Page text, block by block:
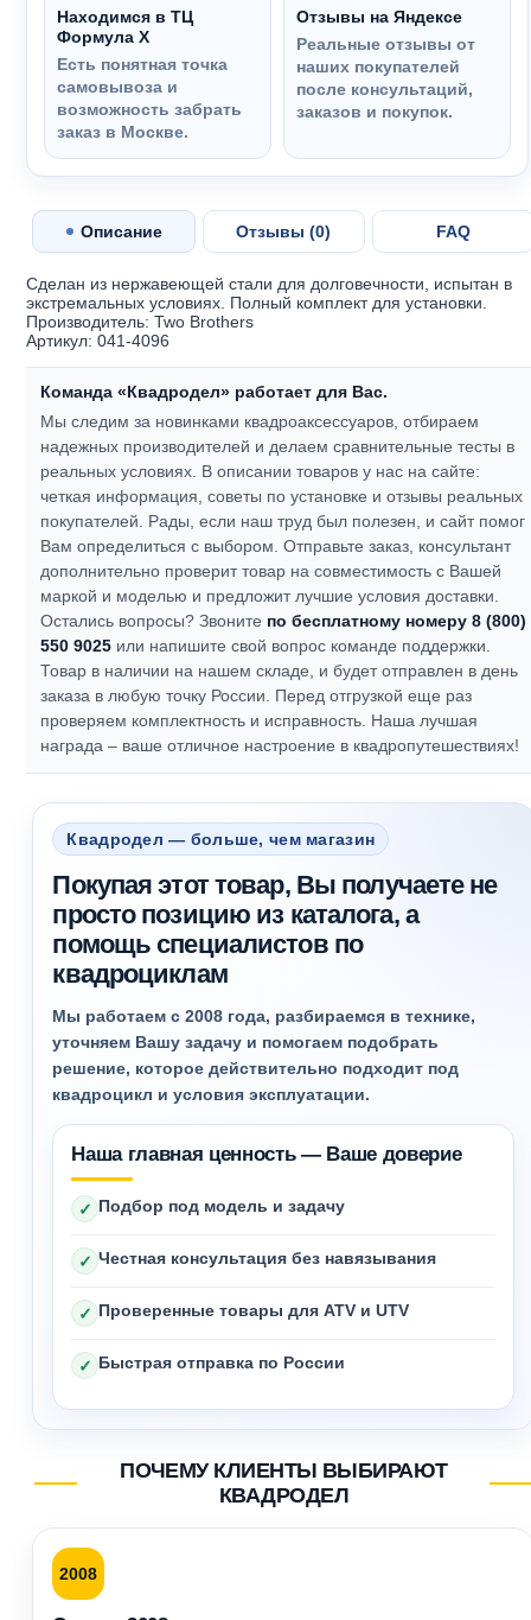
Находимся в ТЦ
Формула Х
Есть понятная точка
самовывоза и
возможность забрать
заказ в Москве.
Отзывы на Яндексе
Реальные отзывы от
наших покупателей
после консультаций,
заказов и покупок.
Описание Отзывы (0) FAQ
Сделан из нержавеющей стали для долговечности, испытан в
экстремальных условиях. Полный комплект для установки.
Производитель: Two Brothers
Артикул: 041-4096
Команда «Квадродел» работает для Вас.
Мы следим за новинками квадроаксессуаров, отбираем
надежных производителей и делаем сравнительные тесты в
реальных условиях. В описании товаров у нас на сайте:
четкая информация, советы по установке и отзывы реальных
покупателей. Рады, если наш труд был полезен, и сайт помог
Вам определиться с выбором.Отправьте заказ, консультант
дополнительно проверит товар на совместимость с Вашей
маркой и моделью и предложит лучшие условия доставки.
Остались вопросы? Звоните по бесплатному номеру 8 (800)
550 9025 или напишите свой вопрос команде поддержки.
Товар в наличии на нашем складе, и будет отправлен в день
заказа в любую точку России. Перед отгрузкой еще раз
проверяем комплектность и исправность. Наша лучшая
награда – ваше отличное настроение в квадропутешествиях!
Квадродел — больше, чем магазин
Покупая этот товар, Вы получаете не
просто позицию из каталога, а
помощь специалистов по
квадроциклам
Мы работаем с 2008 года, разбираемся в технике,
уточняем Вашу задачу и помогаем подобрать
решение, которое действительно подходит под
квадроцикл и условия эксплуатации.
Наша главная ценность — Ваше доверие
✓ Подбор под модель и задачу
✓ Честная консультация без навязывания
✓ Проверенные товары для ATV и UTV
✓ Быстрая отправка по России
ПОЧЕМУ КЛИЕНТЫ ВЫБИРАЮТ
КВАДРОДЕЛ
2008